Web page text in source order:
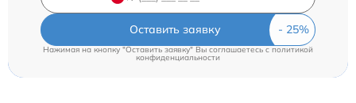
Оставить заявку
Нажимая на кнопку "Оставить заявку" Вы соглашаетесь c политикой
конфиденциальности